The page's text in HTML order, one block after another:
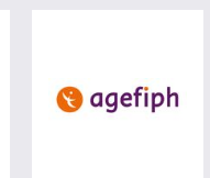
visiter les site de Ministère du